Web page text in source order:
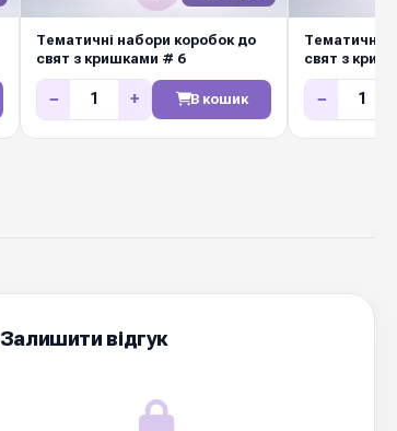
Тематичні набори коробок до
свят з кришками # 6
− + В кошик
Тематичні
свят з
−
Залишити відгук